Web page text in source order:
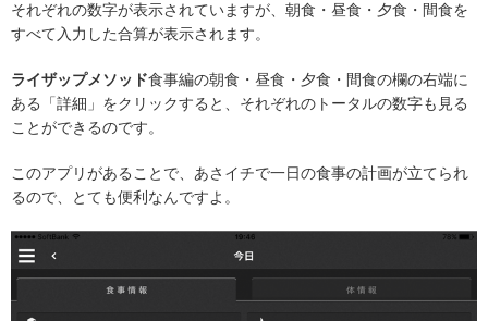
それぞれの数字が表示されていますが、朝食・昼食・夕食・間食を
すべて入力した合算が表示されます。
ライザップメソッド食事編の朝食・昼食・夕食・間食の欄の右端に
ある「詳細」をクリックすると、それぞれのトータルの数字も見る
ことができるのです。
このアプリがあることで、あさイチで一日の食事の計画が立てられ
るので、とても便利なんですよ。